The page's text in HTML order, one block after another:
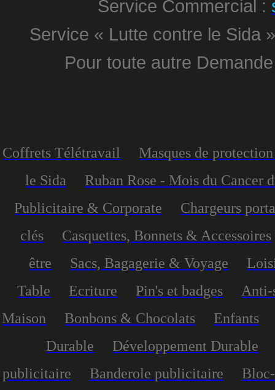
Service Commercial :
Service « Lutte contre le Sida
Pour toute autre
Coffrets Télétravail
Masques de
le Sida
Ruban Rose - Mois du Cancer
Publicitaire & Corporate
Chargeurs
clés
Casquettes, Bonnets & Accessoires
être
Sacs, Bagagerie & Voyage
Table
Ecriture Pin's et badges
Anti-
Maison
Bonbons & Chocolats
Enfants
Durable
Développement Durable
publicitaire
Banderole publicitaire